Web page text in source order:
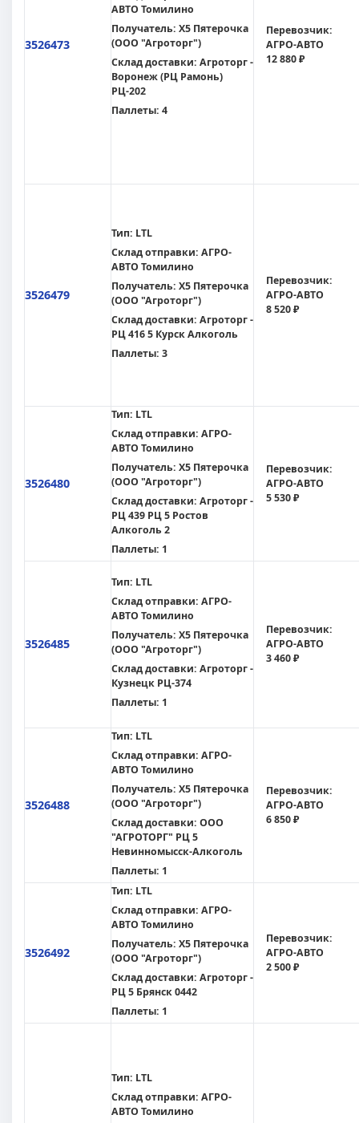
3526473
АВТО Томилино
Получатель: X5 Пятерочка
(ООО "Агроторг")
Склад доставки: Агроторг -
Воронеж (РЦ Рамонь)
РЦ-202
Паллеты: 4
Перевозчик:
АГРО-АВТО
12 880 ₽
3526479
Тип: LTL
Склад отправки: АГРО-
АВТО Томилино
Получатель: X5 Пятерочка
(ООО "Агроторг")
Склад доставки: Агроторг -
РЦ 416 5 Курск Алкоголь
Паллеты: 3
Перевозчик:
АГРО-АВТО
8 520 ₽
3526480
Тип: LTL
Склад отправки: АГРО-
АВТО Томилино
Получатель: X5 Пятерочка
(ООО "Агроторг")
Склад доставки: Агроторг -
РЦ 439 РЦ 5 Ростов
Алкоголь 2
Паллеты: 1
Перевозчик:
АГРО-АВТО
5 530 ₽
3526485
Тип: LTL
Склад отправки: АГРО-
АВТО Томилино
Получатель: X5 Пятерочка
(ООО "Агроторг")
Склад доставки: Агроторг -
Кузнецк РЦ-374
Паллеты: 1
Перевозчик:
АГРО-АВТО
3 460 ₽
3526488
Тип: LTL
Склад отправки: АГРО-
АВТО Томилино
Получатель: X5 Пятерочка
(ООО "Агроторг")
Склад доставки: ООО
"АГРОТОРГ" РЦ 5
Невинномысск-Алкоголь
Паллеты: 1
Перевозчик:
АГРО-АВТО
6 850 ₽
3526492
Тип: LTL
Склад отправки: АГРО-
АВТО Томилино
Получатель: X5 Пятерочка
(ООО "Агроторг")
Склад доставки: Агроторг -
РЦ 5 Брянск 0442
Паллеты: 1
Перевозчик:
АГРО-АВТО
2 500 ₽
Тип: LTL
Склад отправки: АГРО-
АВТО Томилино